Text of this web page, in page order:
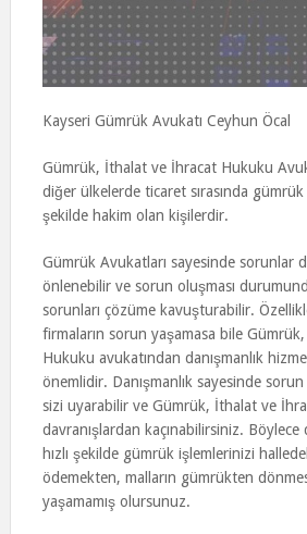
Kayseri Gümrük Avukatı Ceyhun Öcal
Gümrük, İthalat ve İhracat Hukuku
diğer ülkelerde ticaret sırasında
şekilde hakim olan kişilerdir.
Gümrük Avukatları sayesinde sorunlar
önlenebilir ve sorun oluşması
sorunları çözüme kavuşturabilir.
firmaların sorun yaşamasa bile
Hukuku avukatından danışmanlık
önemlidir. Danışmanlık sayesinde
sizi uyarabilir ve Gümrük, İthalat ve
davranışlardan kaçınabilirsiniz. Böylece
hızlı şekilde gümrük işlemlerinizi
ödemekten, malların gümrükten
yaşamamış olursunuz.